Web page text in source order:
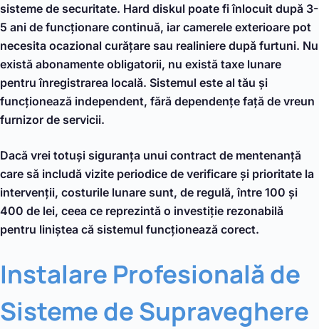
sisteme de securitate. Hard diskul poate fi înlocuit după 3-
5 ani de funcționare continuă, iar camerele exterioare pot
necesita ocazional curățare sau realiniere după furtuni. Nu
există abonamente obligatorii, nu există taxe lunare
pentru înregistrarea locală. Sistemul este al tău și
funcționează independent, fără dependențe față de vreun
furnizor de servicii.
Dacă vrei totuși siguranța unui contract de mentenanță
care să includă vizite periodice de verificare și prioritate la
intervenții, costurile lunare sunt, de regulă, între 100 și
400 de lei, ceea ce reprezintă o investiție rezonabilă
pentru liniștea că sistemul funcționează corect.
Instalare Profesională de
Sisteme de Supraveghere